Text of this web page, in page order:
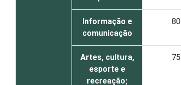
Informação e
comunicação
80
Artes, cultura,
esporte e
recreação;
75